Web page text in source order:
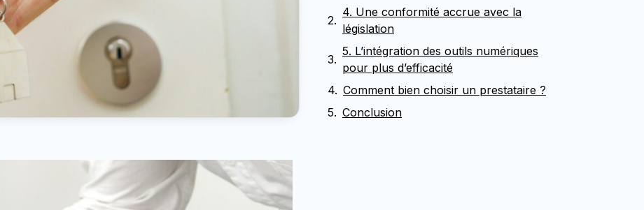
4. Une conformité accrue avec la
législation
5. L’intégration des outils numériques
pour plus d’efficacité
Comment bien choisir un prestataire ?
Conclusion